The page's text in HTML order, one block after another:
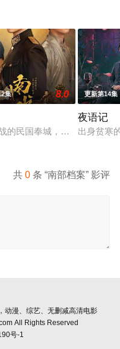
队在无普及监控、无DNA
集 8.0
的民国奉城，玉佛头离奇失
更新第14集
夜语记
出身贫寒
共0 条 “南部档案” 影评
动漫、综艺、无删减高清电影
All Rights Reserved
号-1